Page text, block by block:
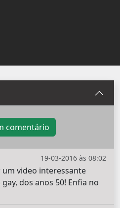
comentário
19-03-2016 às 08:02
video interessante
dos anos 50! Enfia no